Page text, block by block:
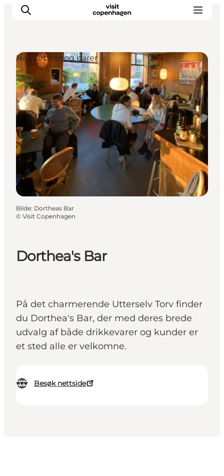
Aktiviteter
Spise og drikke
Planlegg turen din
Dorthea's Bar
På det charmerende Utterselv Torv finder
du Dorthea's Bar, der med deres brede
udvalg af både drikkevarer og kunder er
et sted alle er velkomne.
Besøk nettside
Natklubber og barer
Bilde: Dortheas Bar
© Visit Copenhagen